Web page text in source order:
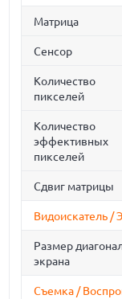
Матрица
Сенсор
Количество
пикселей
Количество
эффективных
пикселей
Сдвиг матрицы
Видоискатель /
Размер
экрана
Съемка /